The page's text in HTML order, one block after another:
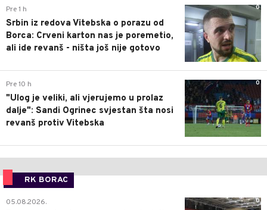
0
Pre 1 h
Srbin iz redova Vitebska o porazu od
Borca: Crveni karton nas je poremetio,
ali ide revanš - ništa još nije gotovo
0
Pre 10 h
"Ulog je veliki, ali vjerujemo u prolaz
dalje": Sandi Ogrinec svjestan šta nosi
revanš protiv Vitebska
RK BORAC
0
05.08.2026.